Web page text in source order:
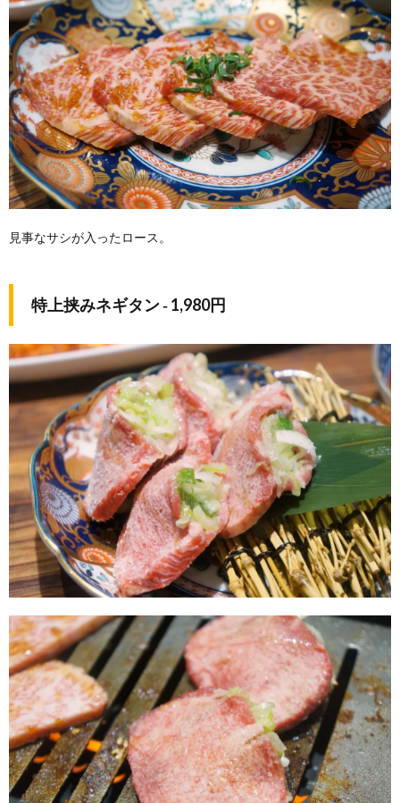
見事なサシが入ったロース。
特上挟みネギタン ‐ 1,980円